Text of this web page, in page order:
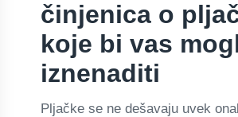
činjenica o
koje bi vas
iznenaditi
Pljačke se ne dešavaju uvek